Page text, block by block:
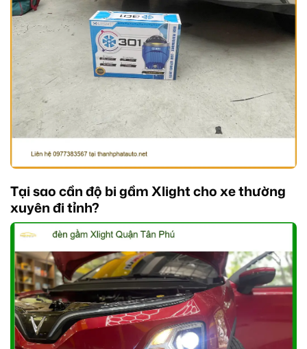
Tại sao cần độ bi gầm Xlight cho xe thường
xuyên đi tỉnh?